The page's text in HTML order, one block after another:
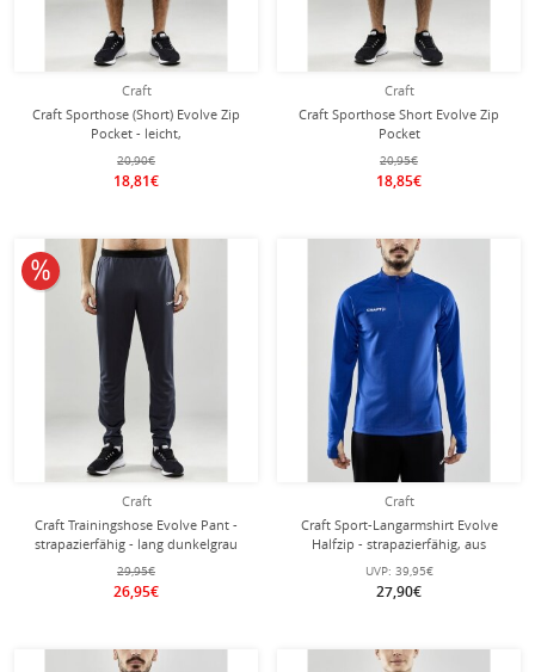
Craft
Craft Sporthose (Short) Evolve Zip
Pocket - leicht,
Reissverschlusstaschen - dunkelgrau
Herren
20,90€
18,81€
Craft
Craft Sporthose Short Evolve Zip
Pocket
(leicht,Reissverschlusstaschen) kurz
navyblau Herren
20,95€
18,85€
Craft
Craft Trainingshose Evolve Pant -
strapazierfähig - lang dunkelgrau
Herren
29,95€
26,95€
10% reduziert
Craft
Craft Sport-Langarmshirt Evolve
Halfzip - strapazierfähig, aus
Stretchmaterial - kobaltblau Herren
UVP: 39,95€
27,90€